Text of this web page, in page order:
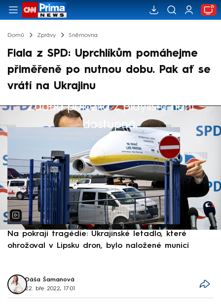
Domů Zprávy Sněmovna
Fiala z SPD: Uprchlíkům pomáhejme
přiměřeně po nutnou dobu. Pak ať se
vrátí na Ukrajinu
Žádná položka z playlistu není
dostupná.
Výběr redakce
Na pokraji tragédie: Ukrajinské letadlo, které
ohrožoval v Lipsku dron, bylo naložené municí
Dáša Šamanová
22. bře 2022, 17:01